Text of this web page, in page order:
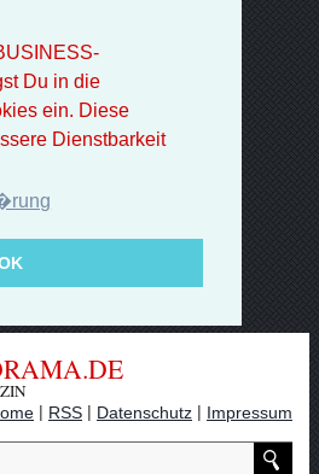
Du in die
ein. Diese
Dienstbarkeit
| RSS | Datenschutz | Impressum